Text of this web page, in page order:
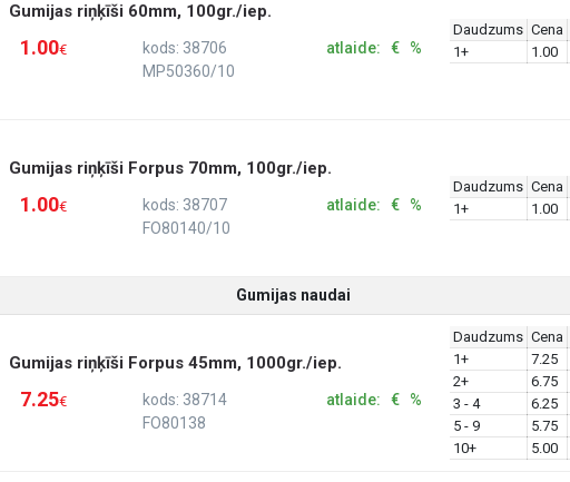
Gumijas riņķīši 60mm, 100gr./iep.
1.00€
kods: 38706
MP50360/10
atlaide: € %
Daudzums Cena
1+
1.00
Gumijas riņķīši Forpus 70mm, 100gr./iep.
1.00€
kods: 38707
FO80140/10
atlaide: € %
Daudzums Cena
1+
1.00
Gumijas naudai
Gumijas riņķīši Forpus 45mm, 1000gr./iep.
7.25€
kods: 38714
FO80138
atlaide: € %
Daudzums Cena
1+
7.25
2+
6.75
3 - 4
6.25
5 - 9
5.75
10+
5.00